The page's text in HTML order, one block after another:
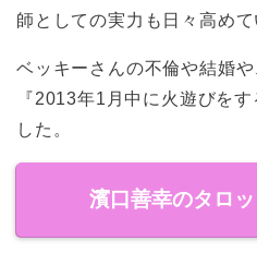
師としての実力も日々高めて
ベッキーさんの不倫や結婚
『2013年1月中に火遊びを
した。
濱口善幸のタロ